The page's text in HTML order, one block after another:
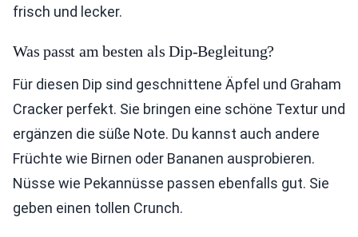
frisch und lecker.
Was passt am besten als Dip-Begleitung?
Für diesen Dip sind geschnittene Äpfel und Graham
Cracker perfekt. Sie bringen eine schöne Textur und
ergänzen die süße Note. Du kannst auch andere
Früchte wie Birnen oder Bananen ausprobieren.
Nüsse wie Pekannüsse passen ebenfalls gut. Sie
geben einen tollen Crunch.